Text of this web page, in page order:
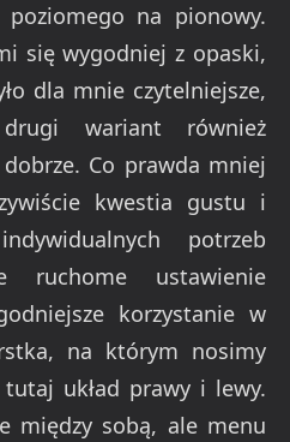
na pionowy.
się wygodniej z opaski,
dla mnie czytelniejsze,
wariant również
Co prawda mniej
kwestia gustu i
potrzeb
ruchome ustawienie
korzystanie w
na którym nosimy
tutaj układ prawy i lewy.
między sobą, ale menu